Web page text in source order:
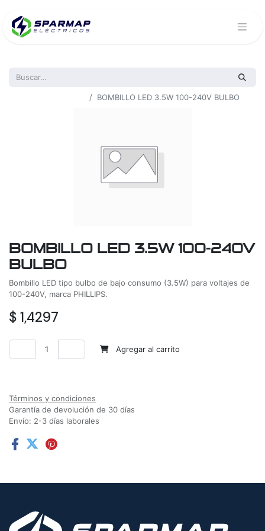
BOMBILLO LED 3.5W 100-240V BULBO
BOMBILLO LED 3.5W 100-240V
BULBO
Bombillo LED tipo bulbo de bajo consumo (3.5W) para voltajes de
100-240V, marca PHILLIPS.
$ 1,4297
Agregar al carrito
Términos y condiciones
Garantía de devolución de 30 días
Envío: 2-3 días laborales